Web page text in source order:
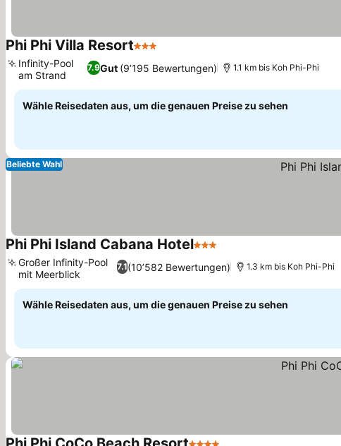
Phi Phi Villa Resort3 Sterne
7.9Gut (9’195 Bewertungen)
Infinity-Pool
am Strand
1.1 km bis Koh Phi-Phi
Wähle Reisedaten aus, um die genauen Preise zu sehen
Beliebte Wahl
Phi Phi Island Cabana Hotel3 Sterne
7.1(10’582 Bewertungen)
Großer Infinity-Pool
mit Meerblick
1.3 km bis Koh Phi-Phi
Wähle Reisedaten aus, um die genauen Preise zu sehen